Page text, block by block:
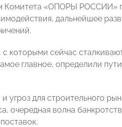
Комитета «ОПОРЫ РОССИИ»
дальнейшее
которыми сейчас
главное, определили
угроз для строительного
очередная волна банкротств